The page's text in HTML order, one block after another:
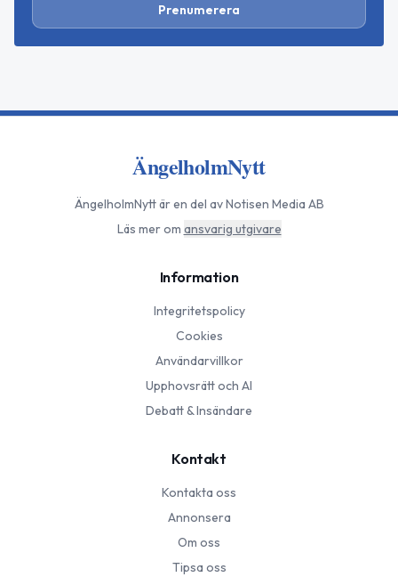
Prenumerera
ÄngelholmNytt
ÄngelholmNyttär en del av Notisen Media AB
Läs mer om ansvarig utgivare
Information
Integritetspolicy
Cookies
Användarvillkor
Upphovsrätt och AI
Debatt & Insändare
Kontakt
Kontakta oss
Annonsera
Om oss
Tipsa oss